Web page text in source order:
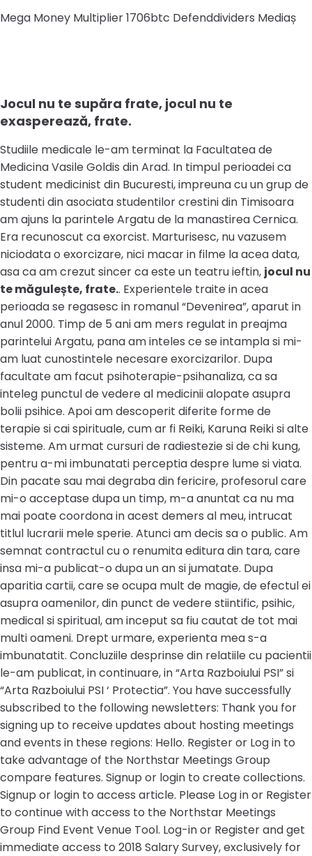
Mega Money Multiplier 1706btc Defenddividers Mediaș
Jocul nu te supăra frate, jocul nu te
exasperează, frate.
Studiile medicale le-am terminat la Facultatea de
Medicina Vasile Goldis din Arad. In timpul perioadei ca
student medicinist din Bucuresti, impreuna cu un grup de
studenti din asociata studentilor crestini din Timisoara
am ajuns la parintele Argatu de la manastirea Cernica.
Era recunoscut ca exorcist. Marturisesc, nu vazusem
niciodata o exorcizare, nici macar in filme la acea data,
asa ca am crezut sincer ca este un teatru ieftin, jocul nu
te măgulește, frate.. Experientele traite in acea
perioada se regasesc in romanul “Devenirea”, aparut in
anul 2000. Timp de 5 ani am mers regulat in preajma
parintelui Argatu, pana am inteles ce se intampla si mi-
am luat cunostintele necesare exorcizarilor. Dupa
facultate am facut psihoterapie-psihanaliza, ca sa
inteleg punctul de vedere al medicinii alopate asupra
bolii psihice. Apoi am descoperit diferite forme de
terapie si cai spirituale, cum ar fi Reiki, Karuna Reiki si alte
sisteme. Am urmat cursuri de radiestezie si de chi kung,
pentru a-mi imbunatati perceptia despre lume si viata.
Din pacate sau mai degraba din fericire, profesorul care
mi-o acceptase dupa un timp, m-a anuntat ca nu ma
mai poate coordona in acest demers al meu, intrucat
titlul lucrarii mele sperie. Atunci am decis sa o public. Am
semnat contractul cu o renumita editura din tara, care
insa mi-a publicat-o dupa un an si jumatate. Dupa
aparitia cartii, care se ocupa mult de magie, de efectul ei
asupra oamenilor, din punct de vedere stiintific, psihic,
medical si spiritual, am inceput sa fiu cautat de tot mai
multi oameni. Drept urmare, experienta mea s-a
imbunatatit. Concluziile desprinse din relatiile cu pacientii
le-am publicat, in continuare, in “Arta Razboiului PSI” si
“Arta Razboiului PSI ‘ Protectia”. You have successfully
subscribed to the following newsletters: Thank you for
signing up to receive updates about hosting meetings
and events in these regions: Hello. Register or Log in to
take advantage of the Northstar Meetings Group
compare features. Signup or login to create collections.
Signup or login to access article. Please Log in or Register
to continue with access to the Northstar Meetings
Group Find Event Venue Tool. Log-in or Register and get
immediate access to 2018 Salary Survey, exclusively for